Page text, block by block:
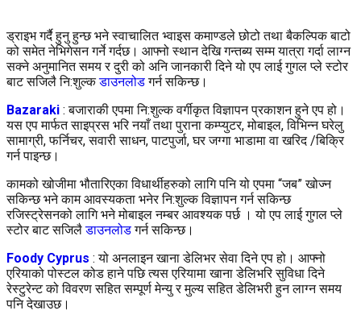
ड्राइभ गर्दै हुनु हुन्छ भने स्वाचालित भ्वाइस कमाण्डले छोटो तथा बैकल्पिक बाटो
को समेत नेभिगेसन गर्ने गर्दछ। आफ्नो स्थान देखि गन्तब्य सम्म यात्रा गर्दा लाग्न
सक्ने अनुमानित समय र दुरी को अनि जानकारी दिने यो एप लाई गुगल प्ले स्टोर
बाट सजिलै नि:शुल्कडाउनलोडगर्न सकिन्छ।
Bazaraki : बजाराकी एपमा नि:शुल्क वर्गीकृत विज्ञापन प्रकाशन हुने एप हो।
यस एप मार्फत साइप्रस भरि नयाँ तथा पुराना कम्प्युटर, मोबाइल, विभिन्न घरेलु
सामाग्री, फर्निचर, सवारी साधन, पाटपुर्जा, घर जग्गा भाडामा वा खरिद /बिक्रि
गर्न पाइन्छ।
कामको खोजीमा भौतारिएका विधार्थीहरुको लागि पनि यो एपमा “जब” खोज्न
सकिन्छ भने काम आवस्यकता भनेर नि:शुल्क विज्ञापन गर्न सकिन्छ
रजिस्ट्रेसनको लागि भने मोबाइल नम्बर आवश्यक पर्छ । यो एप लाई गुगल प्ले
स्टोर बाट सजिलैडाउनलोडगर्न सकिन्छ।
Foody Cyprus : यो अनलाइन खाना डेलिभर सेवा दिने एप हो। आफ्नो
एरियाको पोस्टल कोड हाने पछि त्यस एरियामा खाना डेलिभरि सुविधा दिने
रेस्टुरेन्ट को विवरण सहित सम्पूर्ण मेन्यु र मुल्य सहित डेलिभरी हुन लाग्न समय
पनि देखाउछ।